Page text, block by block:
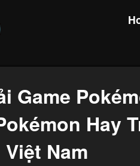
Game
Hay
Việt Nam